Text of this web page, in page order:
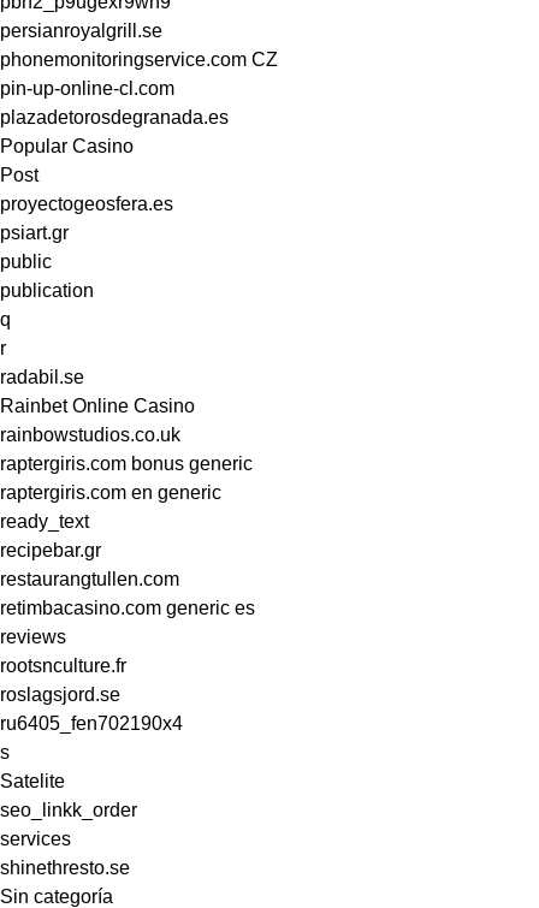
persianroyalgrill.se
phonemonitoringservice.com CZ
pin-up-online-cl.com
plazadetorosdegranada.es
Popular Casino
Post
proyectogeosfera.es
psiart.gr
public
publication
q
r
radabil.se
Rainbet Online Casino
rainbowstudios.co.uk
raptergiris.com bonus generic
raptergiris.com en generic
ready_text
recipebar.gr
restaurangtullen.com
retimbacasino.com generic es
reviews
rootsnculture.fr
roslagsjord.se
ru6405_fen702190x4
s
Satelite
seo_linkk_order
services
shinethresto.se
Sin categoría